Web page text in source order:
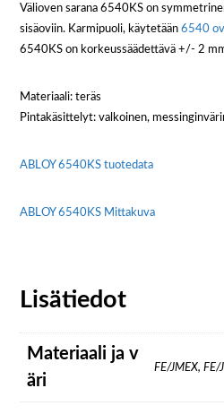
Välioven sarana 6540KS on
sisäoviin. Karmipuoli, käytetään 6540
6540KS on korkeussäädettävä +/- 2
Materiaali: teräs
Pintakäsittelyt: valkoinen,
ABLOY 6540KS tuotedata
ABLOY 6540KS Mittakuva
Lisätiedot
Materiaali ja v
äri
FE/JMEX, FE/